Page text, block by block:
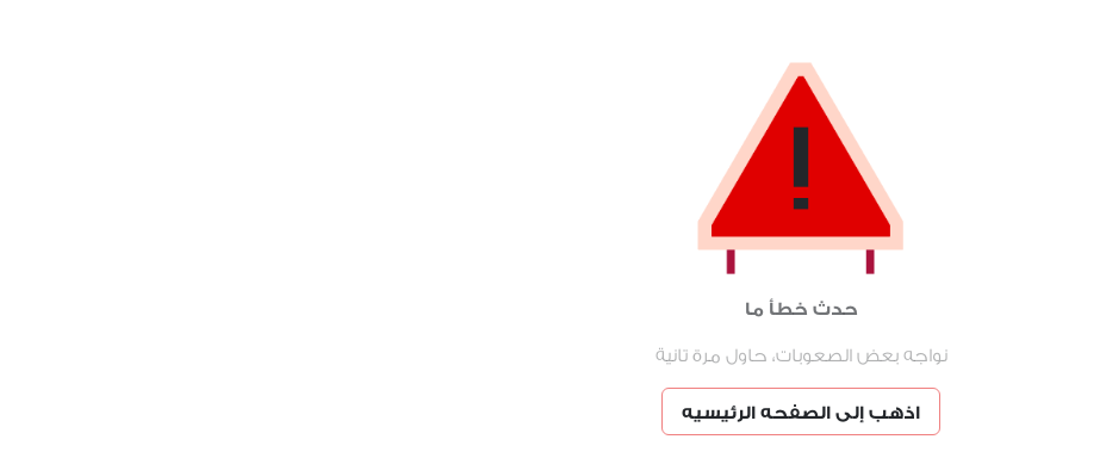
حدث خطأ ما
نواجه بعض الصعوبات، حاول مرة تانية
اذهب إلى الصفحه الرئيسيه